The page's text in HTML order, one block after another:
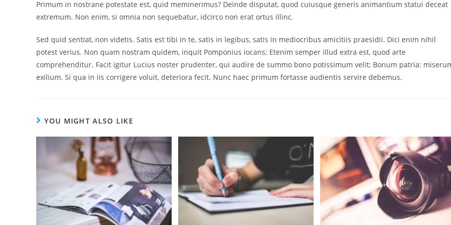
Primum in nostrane potestate est, quid meminerimus? Deinde disputat, quod cuiusque generis animantium statui deceat
extremum. Non enim, si omnia non sequebatur, idcirco non erat ortus illinc.
Sed quid sentiat, non videtis. Satis est tibi in te, satis in legibus, satis in mediocribus amicitiis praesidii. Dici enim nihil
potest verius. Non quam nostram quidem, inquit Pomponius iocans; Etenim semper illud extra est, quod arte
comprehenditur. Facit igitur Lucius noster prudenter, qui audire de summo bono potissimum velit; Bonum patria:
exilium. Si qua in iis corrigere voluit, deteriora fecit. Nunc haec primum fortasse audientis servire debemus.
YOU MIGHT ALSO LIKE